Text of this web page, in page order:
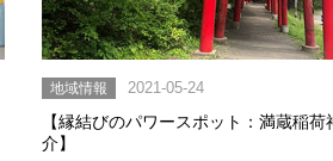
地域情報 2021-05-24
【縁結びのパワースポット：満蔵稲荷
介】